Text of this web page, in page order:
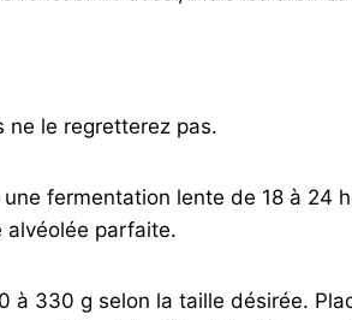
ne le regretterez pas.
fermentation lente de 18 à 24
alvéolée parfaite.
330 g selon la taille désirée.